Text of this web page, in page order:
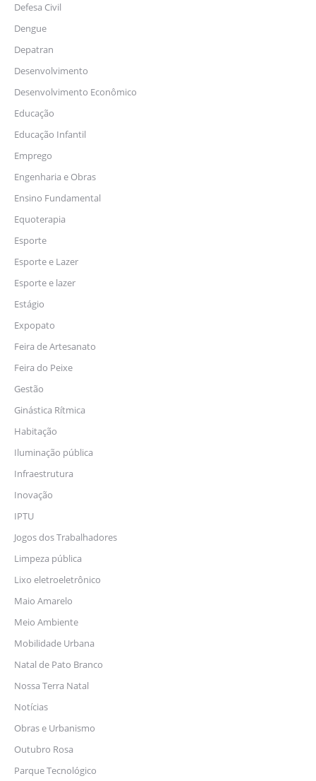
Defesa Civil
Dengue
Depatran
Desenvolvimento
Desenvolvimento Econômico
Educação
Educação Infantil
Emprego
Engenharia e Obras
Ensino Fundamental
Equoterapia
Esporte
Esporte e Lazer
Esporte e lazer
Estágio
Expopato
Feira de Artesanato
Feira do Peixe
Gestão
Ginástica Rítmica
Habitação
Iluminação pública
Infraestrutura
Inovação
IPTU
Jogos dos Trabalhadores
Limpeza pública
Lixo eletroeletrônico
Maio Amarelo
Meio Ambiente
Mobilidade Urbana
Natal de Pato Branco
Nossa Terra Natal
Notícias
Obras e Urbanismo
Outubro Rosa
Parque Tecnológico